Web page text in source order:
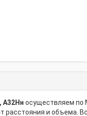
А32Нн осуществляем по
расстояния и объема.